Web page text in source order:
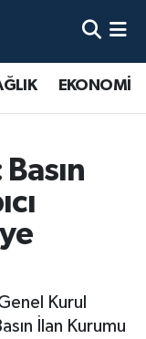
EKONOMİ
Kurul
İlan Kurumu